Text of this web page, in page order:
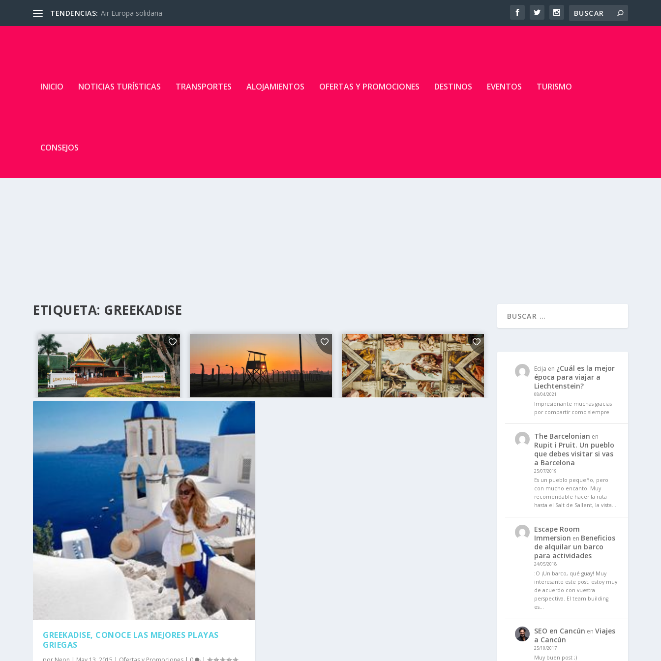
TENDENCIAS: Air Europa solidaria
INICIO NOTICIAS TURÍSTICAS TRANSPORTES ALOJAMIENTOS OFERTAS Y PROMOCIONES DESTINOS EVENTOS TURISMO
CONSEJOS
ETIQUETA: GREEKADISE
GREEKADISE, CONOCE LAS MEJORES PLAYAS
GRIEGAS
Ecija en ¿Cuál es la mejor
época para viajar a
Liechtenstein?
08/04/2021
Impresionante muchas gracias
por compartir como siempre
The Barcelonian en
Rupit i Pruit. Un pueblo
que debes visitar si vas
a Barcelona
25/07/2019
Es un pueblo pequeño, pero
con mucho encanto. Muy
recomendable hacer la ruta
hasta el Salt de Sallent, la vista…
Escape Room
Immersion en Beneficios
de alquilar un barco
para actividades
24/05/2018
:O ¡Un barco, qué guay! Muy
interesante este post, estoy muy
de acuerdo con vuestra
perspectiva. El team building
es…
SEO en Cancún en Viajes
a Cancún
25/10/2017
Muy buen post ;)